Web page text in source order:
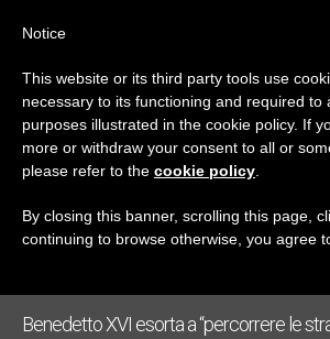
GIORNO
Aprile 25th,
ULTIME NOTIZIE
Benedetto XVI esorta a “percorrere le
Notice
This website or its third party tools use
necessary to its functioning and required to
purposes illustrated in the cookie policy. If
more or withdraw your consent to all or
please refer to the cookie policy
By closing this banner, scrolling this page,
continuing to browse otherwise, you agree